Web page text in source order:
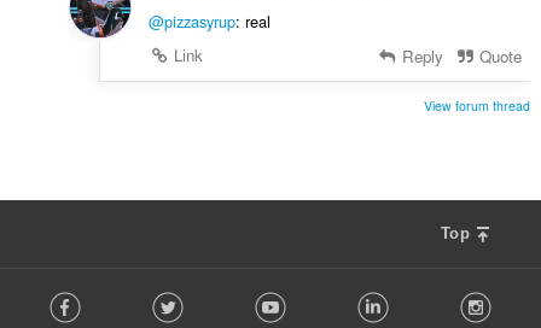
@pizzasyrup: real
Link
Reply Quote
View forum thread
Top
o Facebook Twitter Youtube LinkedIn